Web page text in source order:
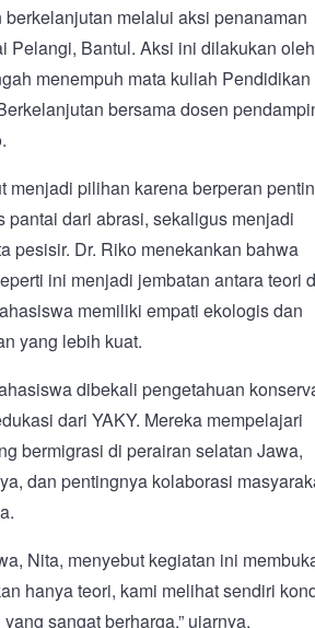
melalui aksi penanaman
Pelangi, Bantul. Aksi ini dilakukan
menempuh mata kuliah Pendidikan
bersama dosen
menjadi pilihan karena berperan
pantai dari abrasi, sekaligus menjadi
pesisir. Dr. Riko menekankan bahwa
ini menjadi jembatan antara teori
memiliki empati ekologis dan
yang lebih kuat.
dibekali pengetahuan
dari YAKY. Mereka mempelajari
bermigrasi di perairan selatan Jawa,
dan pentingnya kolaborasi
Nita, menyebut kegiatan ini
hanya teori, kami melihat sendiri
sangat berharga,” ujarnya.